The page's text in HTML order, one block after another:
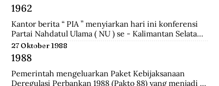
membicarakan masalah kerjasama yang lebih erat
antara pemerintah dan pihak swasta.a setelah
mendarat di Surabaya, dan menyerbu penjara
Republik untuk membebaskan perwira-perwira
Sekutu dan pegawai RAPWI (Relief of Allied Prisoners
of War and Internees) yang ditawan Republik.
1962
Kantor berita “ PIA ” menyiarkan hari ini konferensi
Partai Nahdatul Ulama ( NU ) se - Kalimantan Selatan
meminta kepada Presiden Sukarno supaya mengubah
status Keadaan Darurat Militer menjadi Keadaan
Darurat Sipil di Kalsel.
27 Oktober 1988
1988
Pemerintah mengeluarkan Paket Kebijaksanaan
Deregulasi Perbankan 1988 (Pakto 88) yang menjadi